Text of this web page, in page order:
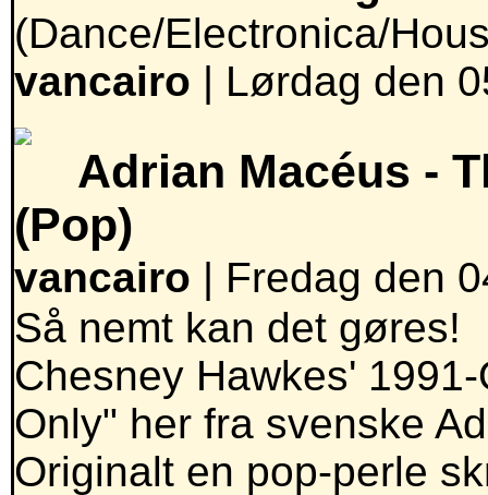
(Dance/Electronica/
vancairo | Lørdag den
Adrian Macéus -
(Pop)
vancairo | Fredag den
Så nemt kan det gøres!
Chesney Hawkes'
Only" her fra svenske
Originalt en pop-perle